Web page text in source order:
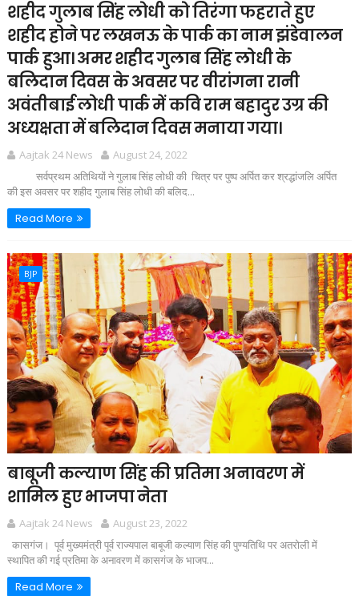
शहीद गुलाब सिंह लोधी को तिरंगा फहराते हुए
शहीद होने पर लखनऊ के पार्क का नाम झंडेवालन
पार्क हुआ। अमर शहीद गुलाब सिंह लोधी के
बलिदान दिवस के अवसर पर वीरांगना रानी
अवंतीबाई लोधी पार्क में कवि राम बहादुर उग्र की
अध्यक्षता में बलिदान दिवस मनाया गया।
Aajtak 24 News
August 24, 2022
सर्वप्रथम अतिथियों ने गुलाब सिंह लोधी की चित्र पर पुष्प अर्पित कर श्रद्धांजलि अर्पित
की इस अवसर पर शहीद गुलाब सिंह लोधी की बलिद...
Read More
BJP
बाबूजी कल्याण सिंह की प्रतिमा अनावरण में
शामिल हुए भाजपा नेता
Aajtak 24 News
August 23, 2022
कासगंज। पूर्व मुख्यमंत्री पूर्व राज्यपाल बाबूजी कल्याण सिंह की पुण्यतिथि पर अतरोली में
स्थापित की गई प्रतिमा के अनावरण में कासगंज के भाजप...
Read More